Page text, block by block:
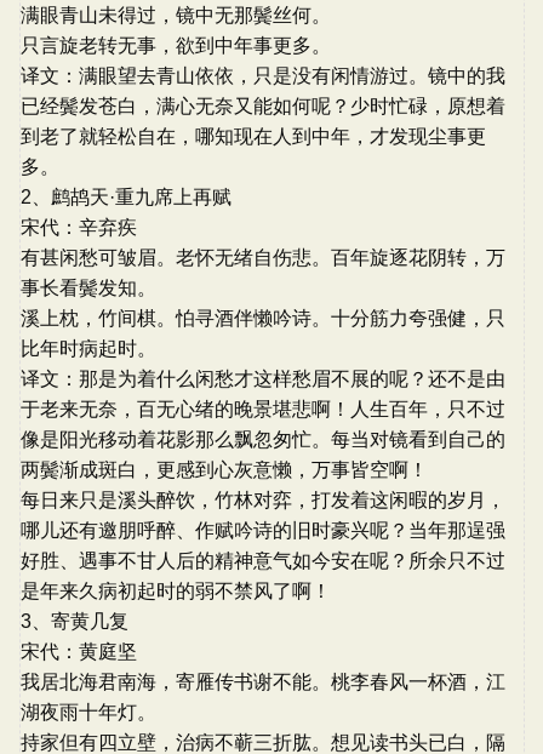
满眼青山未得过，镜中无那鬓丝何。
只言旋老转无事，欲到中年事更多。
译文：满眼望去青山依依，只是没有闲情游过。镜中的我
已经鬓发苍白，满心无奈又能如何呢？少时忙碌，原想着
到老了就轻松自在，哪知现在人到中年，才发现尘事更
多。
2、鹧鸪天·重九席上再赋
宋代：辛弃疾
有甚闲愁可皱眉。老怀无绪自伤悲。百年旋逐花阴转，万
事长看鬓发知。
溪上枕，竹间棋。怕寻酒伴懒吟诗。十分筋力夸强健，只
比年时病起时。
译文：那是为着什么闲愁才这样愁眉不展的呢？还不是由
于老来无奈，百无心绪的晚景堪悲啊！人生百年，只不过
像是阳光移动着花影那么飘忽匆忙。每当对镜看到自己的
两鬓渐成斑白，更感到心灰意懒，万事皆空啊！
每日来只是溪头醉饮，竹林对弈，打发着这闲暇的岁月，
哪儿还有邀朋呼醉、作赋吟诗的旧时豪兴呢？当年那逞强
好胜、遇事不甘人后的精神意气如今安在呢？所余只不过
是年来久病初起时的弱不禁风了啊！
3、寄黄几复
宋代：黄庭坚
我居北海君南海，寄雁传书谢不能。桃李春风一杯酒，江
湖夜雨十年灯。
持家但有四立壁，治病不蕲三折肱。想见读书头已白，隔